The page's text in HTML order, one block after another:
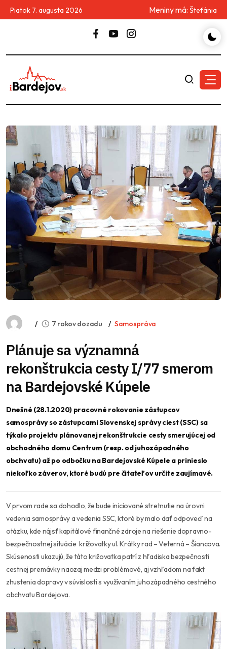
Piatok 7. augusta 2026 Meniny má: Štefánia
7 rokov dozadu Samospráva
Plánuje sa významná
rekonštrukcia cesty I/77 smerom
na Bardejovské Kúpele
Dnešné (28.1.2020) pracovné rokovanie zástupcov
samosprávy so zástupcami Slovenskej správy ciest (SSC) sa
týkalo projektu plánovanej rekonštrukcie cesty smerujúcej od
obchodného domu Centrum (resp. od juhozápadného
obchvatu) až po odbočku na Bardejovské Kúpele a prinieslo
niekoľko záverov, ktoré budú pre čitateľov určite zaujímavé.
V prvom rade sa dohodlo, že bude iniciované stretnutie na úrovni
vedenia samosprávy a vedenia SSC, ktoré by malo dať odpoveď na
otázku, kde nájsť kapitálové finančné zdroje na riešenie dopravno-
bezpečnostnej situácie križovatky ul. Krátky rad – Veterná – Šiancova.
Skúsenosti ukazujú, že táto križovatka patrí z hľadiska bezpečnosti
cestnej premávky naozaj medzi problémové, aj vzhľadom na fakt
zhustenia dopravy v súvislosti s využívaním juhozápadného cestného
obchvatu Bardejova.